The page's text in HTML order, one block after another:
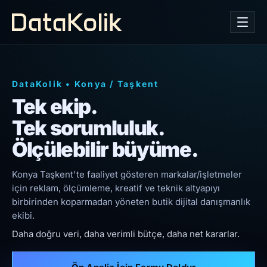
DataKolik • Konya / Taşkent
Tek ekip.
Tek sorumluluk.
Ölçülebilir büyüme.
Konya Taşkent'te faaliyet gösteren markalar/işletmeler
için reklam, ölçümleme, kreatif ve teknik altyapıyı
birbirinden koparmadan yöneten butik dijital danışmanlık
ekibi.
Daha doğru veri, daha verimli bütçe, daha net kararlar.